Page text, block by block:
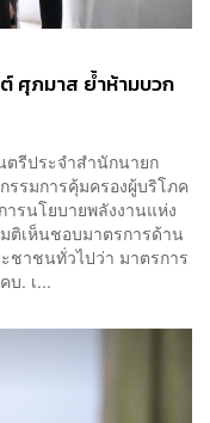
ศุภมาส ย้ำห้ามบวก
รีประจำสำนักนายก
รมการคุ้มครองผู้บริโภค
รนโยบายพลังงานแห่ง
ติเห็นชอบมาตรการด้าน
ชาชนทั่วไปว่า มาตรการ
บ. เ...